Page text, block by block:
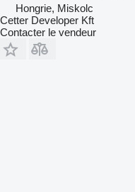
Hongrie, Miskolc
Cetter Developer Kft
Contacter le vendeur